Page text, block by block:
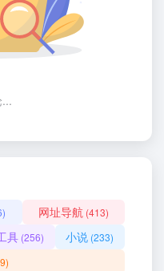
网址导航 (413)
具(256) 小说 (233)